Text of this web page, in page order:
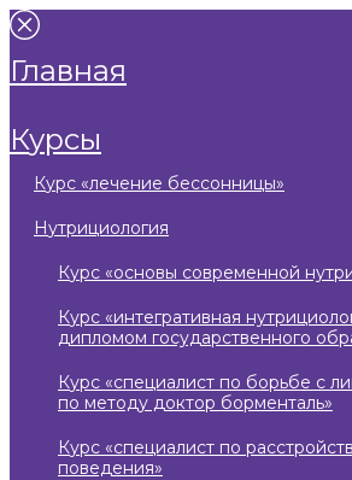
главная
курсы
курс «лечение бессонницы»
нутрициология
курс «основы современной
курс «интегративная нутрициология с
дипломом государственного
курс «специалист по борьбе с лишним весом
по методу доктор борменталь»
курс «специалист по расстройствам пищевого
поведения»